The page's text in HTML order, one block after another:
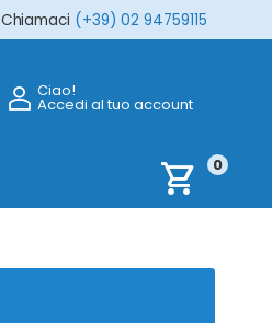
Chiamaci (+39) 02 94759115
Ciao!
Accedi al tuo account
shopping_cart 0